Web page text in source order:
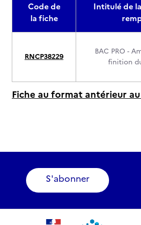
Code de
la fiche
Intitulé de
RNCP38229
BAC PRO -
finition
Fiche au format antérieur au
S'abonner